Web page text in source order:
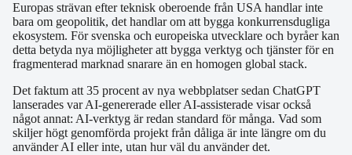
Europas strävan efter teknisk oberoende från USA handlar inte
bara om geopolitik, det handlar om att bygga konkurrensdugliga
ekosystem. För svenska och europeiska utvecklare och byråer kan
detta betyda nya möjligheter att bygga verktyg och tjänster för en
fragmenterad marknad snarare än en homogen global stack.
Det faktum att 35 procent av nya webbplatser sedan ChatGPT
lanserades var AI-genererade eller AI-assisterade visar också
något annat: AI-verktyg är redan standard för många. Vad som
skiljer högt genomförda projekt från dåliga är inte längre om du
använder AI eller inte, utan hur väl du använder det.